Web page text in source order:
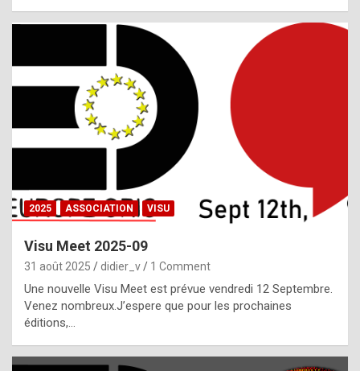
i
l
,
g
h
t
f
2025 ASSOCIATION VISU
Visu Meet 2025-09
31 août 2025 didier_v 1 Comment
Une nouvelle Visu Meet est prévue vendredi 12 Septembre.
Venez nombreux.J’espere que pour les prochaines
éditions,…